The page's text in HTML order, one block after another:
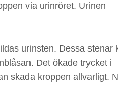
via urinröret. Urinen
urinsten. Dessa stenar
Det ökade trycket i
skada kroppen allvarligt.